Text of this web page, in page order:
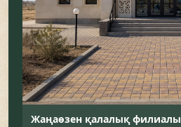
Жаңаөзен қалалық филиалы